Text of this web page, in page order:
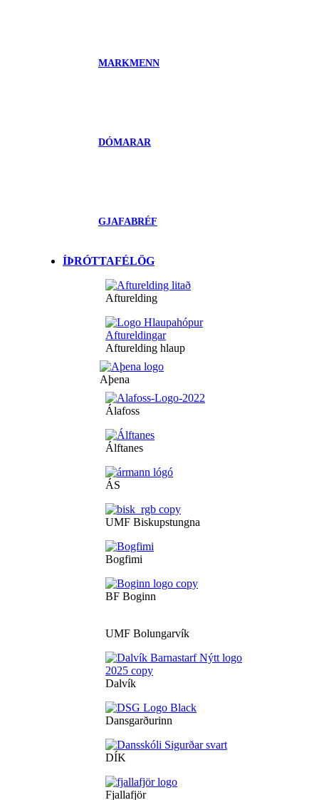
MARKMENN
DÓMARAR
GJAFABRÉF
ÍÞRÓTTAFÉLÖG
Afturelding
Afturelding hlaup
Aþena
Álafoss
Álftanes
ÁS
UMF Biskupstungna
Bogfimi
BF Boginn
UMF Bolungarvík
Dalvík
Dansgarðurinn
DÍK
Fjallafjör